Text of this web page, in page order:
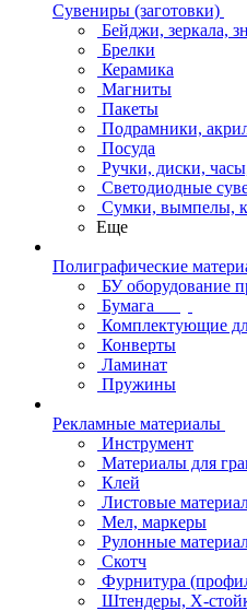
Сувениры (заготовки)
Бейджи, зеркала,
Брелки
Керамика
Магниты
Пакеты
Подрамники,
Посуда
Ручки, диски,
Светодиодные
Сумки, вымпелы,
Еще
Полиграфические
БУ оборудование
Бумага
Комплектующие
Конверты
Ламинат
Пружины
Рекламные материалы
Инструмент
Материалы для
Клей
Листовые
Мел, маркеры
Рулонные
Скотч
Фурнитура
Штендеры, Х-